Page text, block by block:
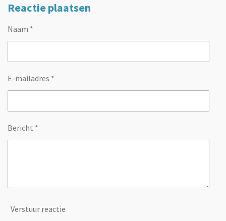
Reactie plaatsen
Naam *
E-mailadres *
Bericht *
Verstuur reactie